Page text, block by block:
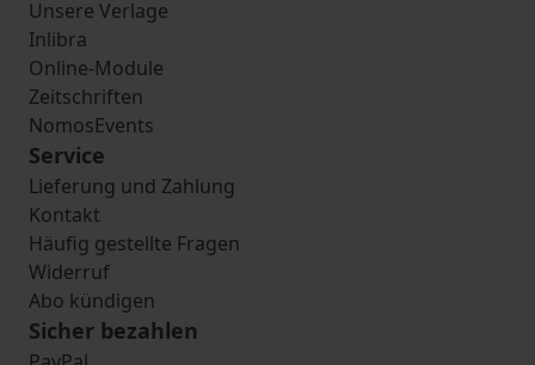
Unsere Verlage
Inlibra
Online-Module
Zeitschriften
NomosEvents
Service
Lieferung und Zahlung
Kontakt
Häufig gestellte Fragen
Widerruf
Abo kündigen
Sicher bezahlen